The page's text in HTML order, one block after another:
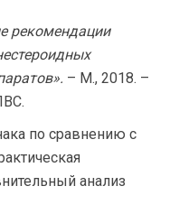
рекомендации
– М., 2018. –
по сравнению с
анализ